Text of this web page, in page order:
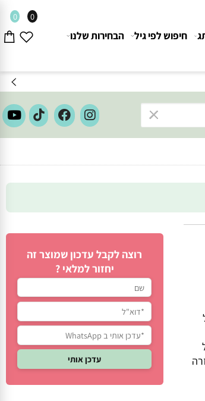
0 0
חיפוש לפי גיל הבחירות שלנו
רוצה לקבל עדכון שמוצר זה
יחזור למלאי ?